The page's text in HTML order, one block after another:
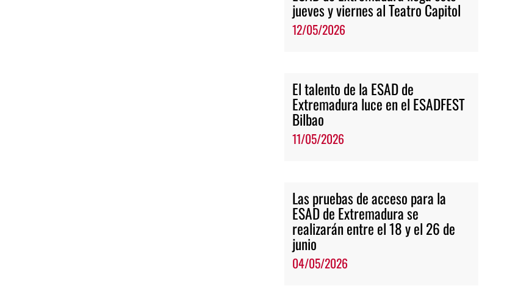
jueves y viernes al Teatro Capitol
12/05/2026
El talento de la ESAD de
Extremadura luce en el ESADFEST
Bilbao
11/05/2026
Las pruebas de acceso para la
ESAD de Extremadura se
realizarán entre el 18 y el 26 de
junio
04/05/2026